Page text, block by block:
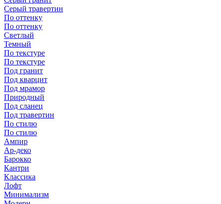
Серый травертин
По оттенку
По оттенку
Светлый
Темный
По текстуре
По текстуре
Под гранит
Под кварцит
Под мрамор
Природный
Под сланец
Под травертин
По стилю
По стилю
Ампир
Ар-деко
Барокко
Кантри
Классика
Лофт
Минимализм